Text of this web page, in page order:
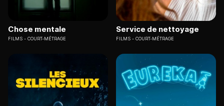
Chose mentale
FILMS COURT-MÉTRAGE
Service de nettoyage
FILMS COURT-MÉTRAGE